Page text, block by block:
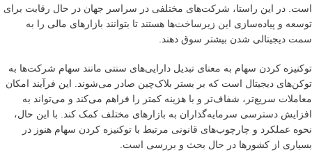
است. در این راستا، شرکت‌های مختلفی در سراسر جهان در حال رقابت برای
توسعه و پیاده‌سازی این زیرساخت‌ها هستند تا بتوانند بازارهای مالی را به
سمت دیجیتالی شدن بیشتر سوق دهند.
توکنیزه کردن سهام به معنای تبدیل دارایی‌های سنتی مانند سهام شرکت‌ها به
توکن‌های دیجیتال است که بر بستر بلاک‌چین صادر می‌شوند. این فرآیند امکان
معاملات سریع‌تر، شفاف‌تر و با هزینه کمتر را فراهم می‌کند و می‌تواند به
افزایش دسترسی سرمایه‌گذاران به بازارهای مختلف کمک کند. با این حال،
نحوه عملکرد و چارچوب‌های قانونی مرتبط با توکنیزه کردن سهام هنوز در
بسیاری از کشورها در حال بحث و بررسی است.